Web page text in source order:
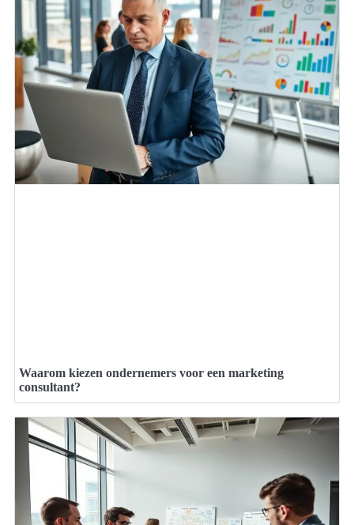
Waarom kiezen ondernemers voor een marketing
consultant?